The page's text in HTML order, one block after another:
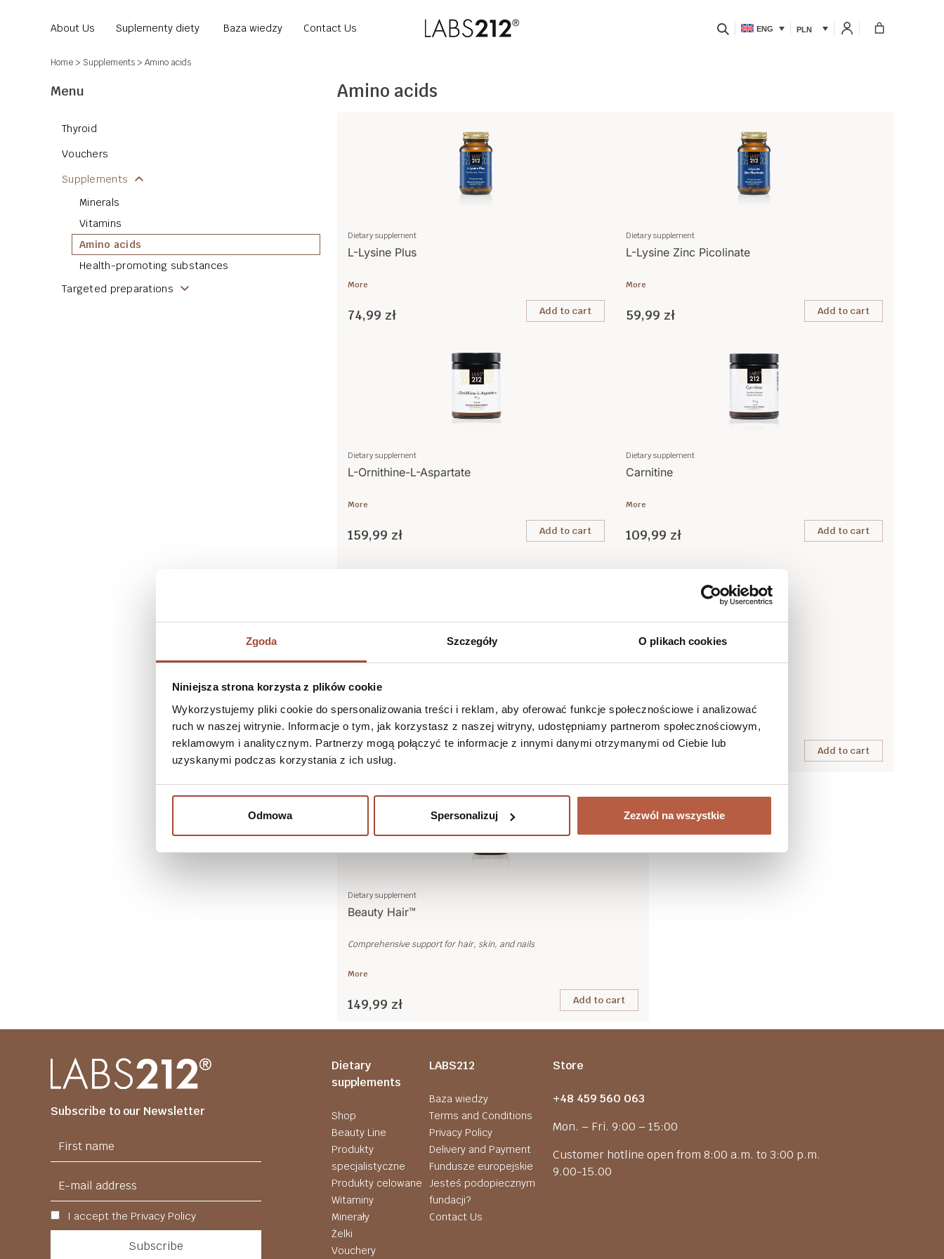
Zgoda Szczegóły O plikach cookies
Niniejsza strona korzysta z plików cookie
Wykorzystujemy pliki cookie do spersonalizowania treści i reklam, aby oferować funkcje społecznościowe i analizować
ruch w naszej witrynie. Informacje o tym, jak korzystasz z naszej witryny, udostępniamy partnerom społecznościowym,
reklamowym i analitycznym. Partnerzy mogą połączyć te informacje z innymi danymi otrzymanymi od Ciebie lub
uzyskanymi podczas korzystania z ich usług.
Odmowa Spersonalizuj Zezwól na wszystkie
About Us Suplementy diety Baza wiedzy Contact Us ENG PLN
Home > Supplements > Amino acids
Menu
Thyroid
Vouchers
Supplements
Minerals
Vitamins
Amino acids
Health-promoting substances
Targeted preparations
Amino acids
Dietary supplement
L-Lysine Plus
More
74,99 zł Add to cart
Dietary supplement
L-Lysine Zinc Picolinate
More
59,99 zł Add to cart
Dietary supplement
L-Ornithine-L-Aspartate
More
159,99 zł Add to cart
Dietary supplement
Carnitine
More
109,99 zł Add to cart
Betaine citrate
More
109,99 zł Add to cart
More
Add to cart
Dietary supplement
Beauty Hair™
Comprehensive support for hair, skin, and nails
More
149,99 zł Add to cart
Subscribe to our Newsletter
I accept the Privacy Policy
Dietary
supplements
Shop
Beauty Line
Produkty
specjalistyczne
Produkty celowane
Witaminy
Minerały
Żelki
Vouchery
LABS212
Baza wiedzy
Terms and Conditions
Privacy Policy
Delivery and Payment
Fundusze europejskie
Jesteś podopiecznym
fundacji?
Contact Us
Store
+48 459 560 063
Mon. – Fri. 9:00 – 15:00
Customer hotline open from 8:00 a.m. to 3:00 p.m.
9.00-15.00